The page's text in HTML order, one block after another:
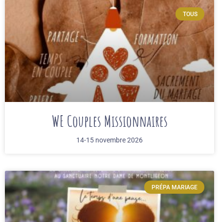
TOUS
WE Couples Missionnaires
14-15 novembre 2026
PRÉPA MARIAGE